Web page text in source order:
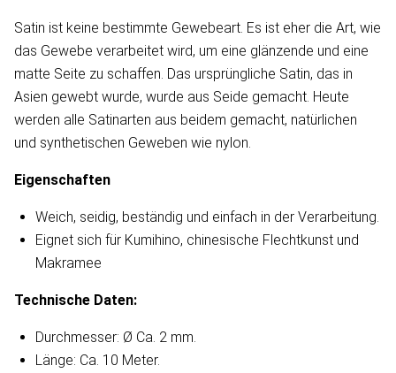
Satin ist keine bestimmte Gewebeart. Es ist eher die Art, wie
das Gewebe verarbeitet wird, um eine glänzende und eine
matte Seite zu schaffen. Das ursprüngliche Satin, das in
Asien gewebt wurde, wurde aus Seide gemacht. Heute
werden alle Satinarten aus beidem gemacht, natürlichen
und synthetischen Geweben wie nylon.
Eigenschaften
Weich, seidig, beständig und einfach in der Verarbeitung.
Eignet sich für Kumihino, chinesische Flechtkunst und
Makramee
Technische Daten:
Durchmesser: Ø Ca. 2 mm.
Länge: Ca. 10 Meter.